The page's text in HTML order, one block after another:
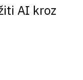
AI kroz